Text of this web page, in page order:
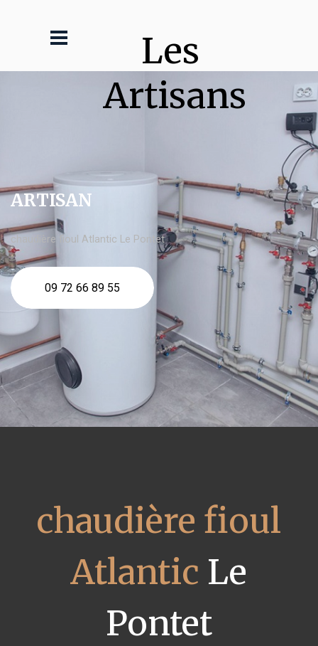
Les
Artisans
ARTISAN
chaudière fioul Atlantic Le Pontet
09 72 66 89 55
chaudière fioul
Atlantic Le
Pontet